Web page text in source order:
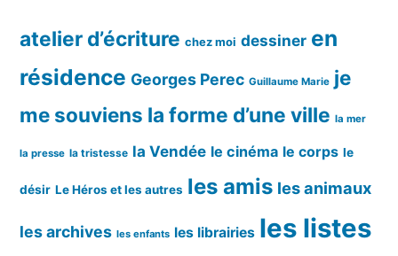
atelier d’écriture chez moi dessiner en
résidence Georges Perec Guillaume Marie je
me souviens la forme d’une ville la mer
la presse la tristesse la Vendée le cinéma le corps le
désir Le Héros et les autres les amis les animaux
les archives les enfants les librairies les listes